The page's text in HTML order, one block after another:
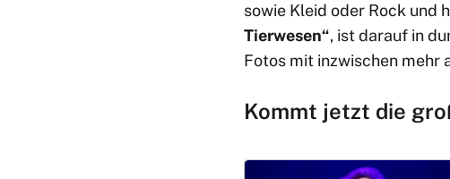
sowie Kleid oder Rock und
Tierwesen“, ist darauf in
Fotos mit inzwischen mehr
Kommt jetzt die